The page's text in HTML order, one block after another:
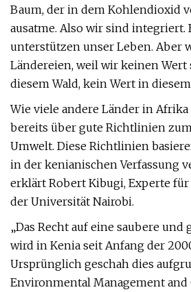
Baum, der in dem Kohlendioxid
ausatme. Also wir sind integriert.
unterstützen unser Leben. Aber
Ländereien, weil wir keinen Wert
diesem Wald, kein Wert in diesem
Wie viele andere Länder in
bereits über gute Richtlinien
Umwelt. Diese Richtlinien
in der kenianischen Verfassung
erklärt Robert Kibugi, Experte
der Universität Nairobi.
„Das Recht auf eine saubere und
wird in Kenia seit Anfang der
Ursprünglich geschah dies
Environmental Management and